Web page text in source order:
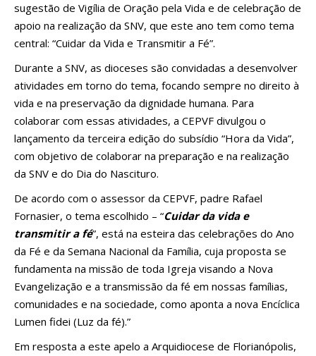
sugestão de Vigília de Oração pela Vida e de celebração de
apoio na realização da SNV, que este ano tem como tema
central: “Cuidar da Vida e Transmitir a Fé”.
Durante a SNV, as dioceses são convidadas a desenvolver
atividades em torno do tema, focando sempre no direito à
vida e na preservação da dignidade humana. Para
colaborar com essas atividades, a CEPVF divulgou o
lançamento da terceira edição do subsídio “Hora da Vida”,
com objetivo de colaborar na preparação e na realização
da SNV e do Dia do Nascituro.
De acordo com o assessor da CEPVF, padre Rafael
Fornasier, o tema escolhido – “Cuidar da vida e
transmitir a fé”, está na esteira das celebrações do Ano
da Fé e da Semana Nacional da Família, cuja proposta se
fundamenta na missão de toda Igreja visando a Nova
Evangelização e a transmissão da fé em nossas famílias,
comunidades e na sociedade, como aponta a nova Encíclica
Lumen fidei (Luz da fé).”
Em resposta a este apelo a Arquidiocese de Florianópolis,